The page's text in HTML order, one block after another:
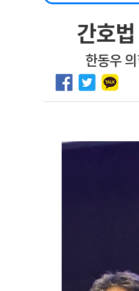
고객센터
하반
2026
마취
간호
한동우